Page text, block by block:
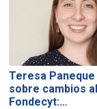
Teresa
sobre cambios al
Fondecyt:…